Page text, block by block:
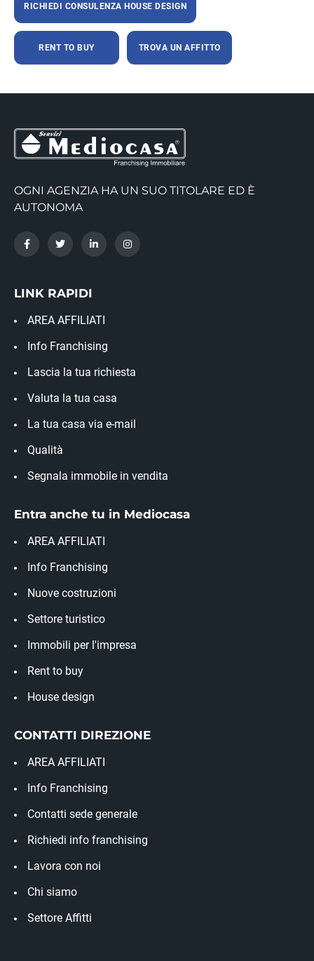
RICHIEDI CONSULENZA HOUSE DESIGN
RENT TO BUY TROVA UN AFFITTO
OGNI AGENZIA HA UN SUO TITOLARE ED È
AUTONOMA
LINK RAPIDI
AREA AFFILIATI
Info Franchising
Lascia la tua richiesta
Valuta la tua casa
La tua casa via e-mail
Qualità
Segnala immobile in vendita
Entra anche tu in Mediocasa
AREA AFFILIATI
Info Franchising
Nuove costruzioni
Settore turistico
Immobili per l'impresa
Rent to buy
House design
CONTATTI DIREZIONE
AREA AFFILIATI
Info Franchising
Contatti sede generale
Richiedi info franchising
Lavora con noi
Chi siamo
Settore Affitti